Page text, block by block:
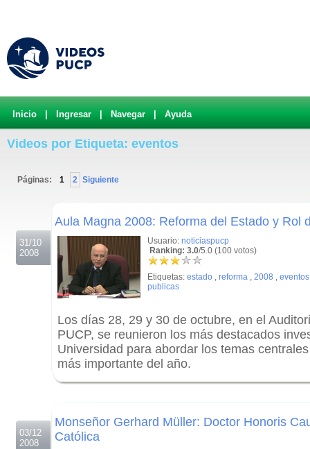
Inicio Ingresar Navegar Ayuda
Videos por Etiqueta: eventos
Páginas: 1 2 Siguiente
31/10
2008
Aula Magna 2008: Reforma del Estado y Rol
Usuario: noticiaspucp
Ranking: 3.0/5.0 (100 votos)
Etiquetas: estado , reforma , 2008 , eventos
publicas
Los días 28, 29 y 30 de octubre, en el
PUCP, se reunieron los más destacados
Universidad para abordar los temas
más importante del año.
03/12
2008
Monseñor Gerhard Müller: Doctor Honoris
Católica